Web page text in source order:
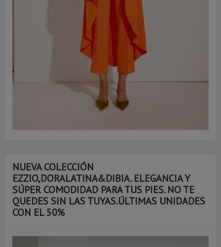
NUEVA COLECCIÓN
EZZIO,DORALATINA&DIBIA. ELEGANCIA Y
SÚPER COMODIDAD PARA TUS PIES. NO TE
QUEDES SIN LAS TUYAS.ÚLTIMAS UNIDADES
CON EL 50%